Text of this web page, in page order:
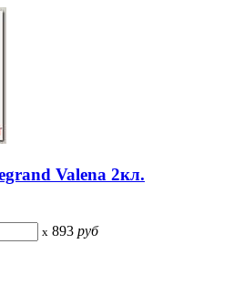
Valena 2кл.
x 893 руб